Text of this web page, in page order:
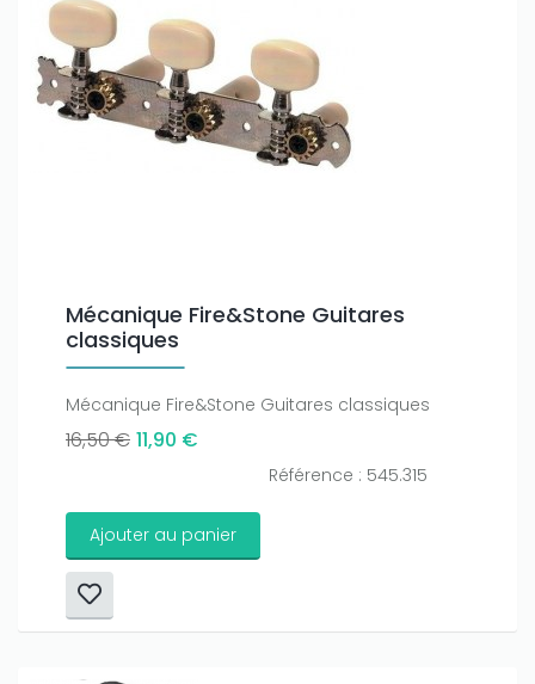
Mécanique Fire&Stone Guitares
classiques
Mécanique Fire&Stone Guitares classiques
16,50 € 11,90 €
Référence : 545.315
Ajouter au panier